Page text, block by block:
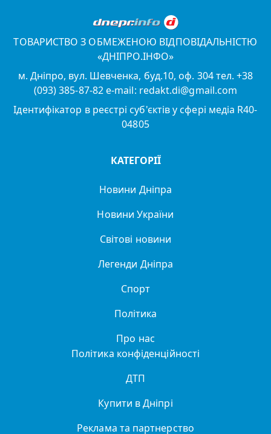
ТОВАРИСТВО З ОБМЕЖЕНОЮ ВІДПОВІДАЛЬНІСТЮ
«ДНІПРО.ІНФО»
м. Дніпро, вул. Шевченка, буд.10, оф. 304 тел. +38
(093) 385-87-82 e-mail: redakt.di@gmail.com
Ідентифікатор в реєстрі суб'єктів у сфері медіа R40-
04805
КАТЕГОРІЇ
Новини Дніпра
Новини України
Світові новини
Легенди Дніпра
Спорт
Політика
Про нас
Політика конфіденційності
ДТП
Купити в Дніпрі
Реклама та партнерство